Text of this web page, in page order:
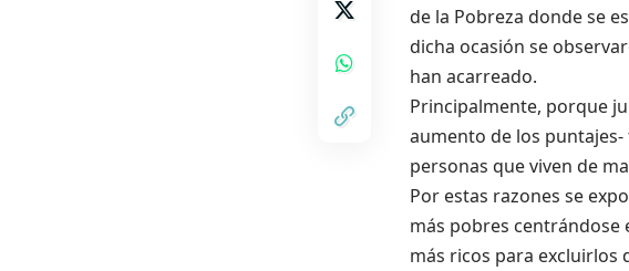
de la Pobreza donde se
dicha ocasión se
han acarreado.
Principalmente, porque
aumento de los
personas que viven de
Por estas razones se
más pobres centrándose
más ricos para excluirlos